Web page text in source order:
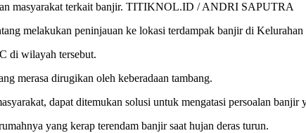
masyarakat terkait banjir. TITIKNOL.ID / ANDRI SAPUTRA
melakukan peninjauan ke lokasi terdampak banjir di
di wilayah tersebut.
merasa dirugikan oleh keberadaan tambang.
dapat ditemukan solusi untuk mengatasi persoalan banjir
yang kerap terendam banjir saat hujan deras turun.